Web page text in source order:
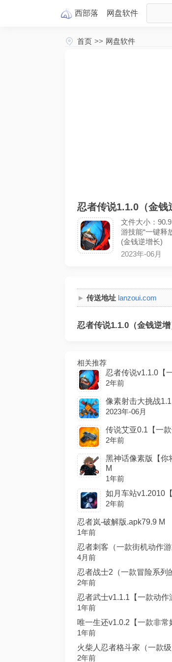
西部落 网盘软件
首页 >> 网盘软件
忍者传说1.1.0（金钱
文件大小：
游技能“一键释
(金钱逆增长)
2023年-06月
传送地址 lanzoui.com
忍者传说1.1.0（金钱逆
相关推荐
忍者传说v1.1.0【
2年前
像素射击大挑战
2023年-06月
传说艾亚0.1【一
2年前
黑神话像素版【你
M
1年前
如月车站v1.2010
2年前
忍者岚-破解版.apk79.9 M
1年前
忍者刺客（一款街机动作
4月前
忍者战士2（一款冒险系列
2年前
忍者武士v1.1.1【一款动
1年前
唯一生还v1.0.2【一款非
1年前
火柴人忍者格斗家（一款
2年前